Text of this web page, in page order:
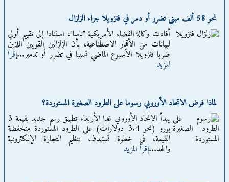
نحو 58 ألف مبنى تضرر أو دمر في فنزويلا جراء الزلزال
أفادت وكالة الفضاء الأمريكية "ناسا"، استنادا إلى تقييم أولي
لبيانات من الأقمار الاصطناعية، بأن الزلزالين القويين اللذين
ضربا فنزويلا الأسبوع الماضي تسببا في تضرر أو تدمير...إقرأ
المزيد
لماذا فرض الاتحاد الأوروبي رسوما على الطرود الصغيرة المستوردة؟
يبدأ الاتحاد الأوروبي غدا الأربعاء تطبيق رسم جديد بقيمة 3
يورو (نحو 3.4 دولارات) على الطرود المستوردة منخفضة
القيمة، في خطوة تستهدف تنظيم التجارة الإلكترونية
والحد...إقرأ المزيد